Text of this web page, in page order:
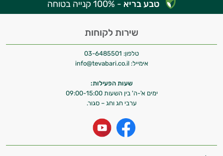
טבע בריא - 100% קנייה בטוחה
שירות לקוחות
טלפון: 03-6485501
אימייל: info@tevabari.co.il
שעות הפעילות:
ימים א'-ה' בין השעות 09:00-15:00
ערבי חג וחג – סגור.